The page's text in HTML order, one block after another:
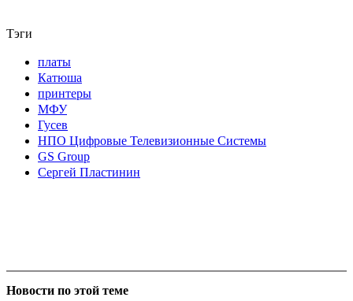
Тэги
платы
Катюша
принтеры
МФУ
Гусев
НПО Цифровые Телевизионные Системы
GS Group
Сергей Пластинин
Новости по этой теме